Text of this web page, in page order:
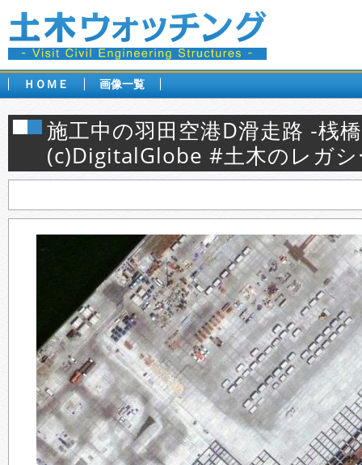
ＨＯＭＥ 画像一覧
施工中の羽田空港D滑走路 ‐桟
(c)DigitalGlobe #土木のレガ